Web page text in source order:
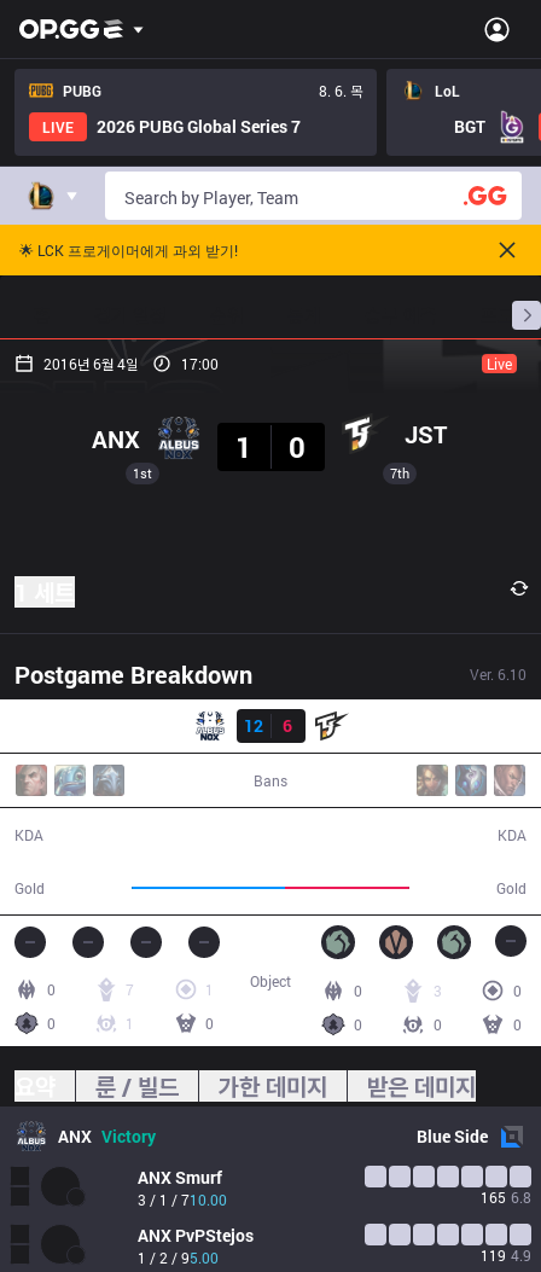
PUBG
8. 6. 목
LIVE
2026 PUBG Global Series 7
LoL
BGT
🌟 LCK 프로게이머에게 과외 받기!
프로빌
2016년 6월 4일 17:00 Live
1st
ANX
1
0 JST
7th
Postgame Breakdown Ver. 6.10
12
6
Bans
KDA
Gold Gold
KDA
0 7
1
0
1 0
0 3
0
0
0 0
Object
룬 / 빌드 가한 데미지 받은 데미지
ANX Victory BlueSide
ANXSmurf
3 / 1 / 710.00 165 6.8
ANX PvPStejos
1 / 2 / 95.00 119 4.9